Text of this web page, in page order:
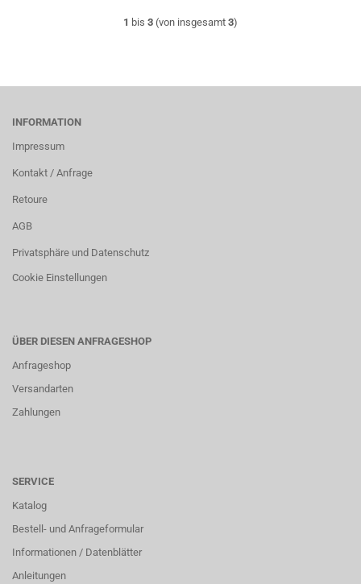
1 bis 3 (von insgesamt 3)
INFORMATION
Impressum
Kontakt / Anfrage
Retoure
AGB
Privatsphäre und Datenschutz
Cookie Einstellungen
ÜBER DIESEN ANFRAGESHOP
Anfrageshop
Versandarten
Zahlungen
SERVICE
Katalog
Bestell- und Anfrageformular
Informationen / Datenblätter
Anleitungen